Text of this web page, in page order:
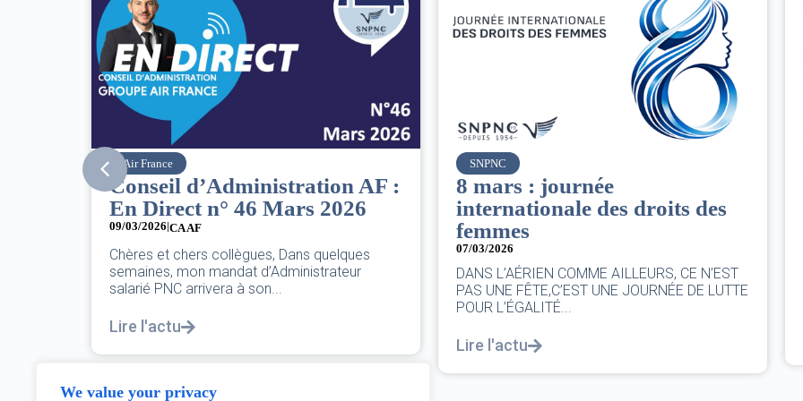
We value your privacy
AF :
SNPNC
8 mars : journée
internationale des droits des
femmes
07/03/2026
DANS L’AÉRIEN COMME AILLEURS, CE N’EST
PAS UNE FÊTE,C’EST UNE JOURNÉE DE LUTTE
Air France
Le Conseil d’administration
du groupe AF : Qui, Quoi,
Comment ?
06/03/2026
Le Conseil, ce sont 11 personnes, il se réunit
au moins une fois chaque trimestre...
Lire l'actu